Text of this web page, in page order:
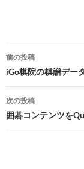
投
稿
ナ
ビ
ゲ
前の投稿
iGo棋院の棋譜デー
次の投稿
囲碁コンテンツを